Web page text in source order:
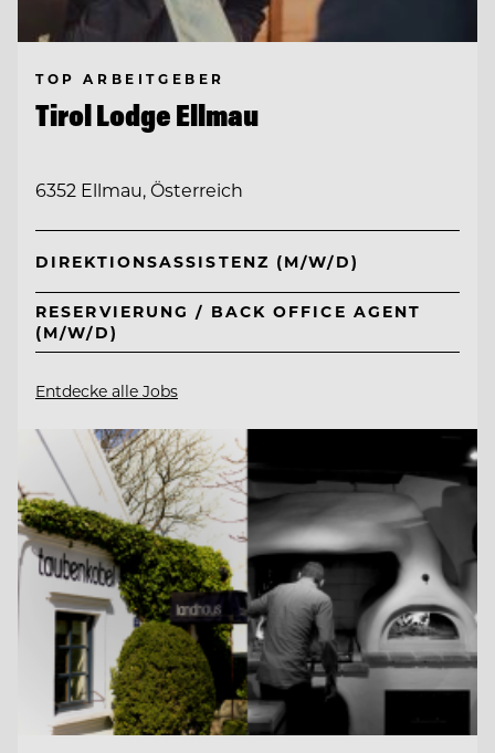
TOP ARBEITGEBER
Tirol Lodge Ellmau
6352 Ellmau, Österreich
DIREKTIONSASSISTENZ (M/W/D)
RESERVIERUNG / BACK OFFICE AGENT
(M/W/D)
Entdecke alle Jobs